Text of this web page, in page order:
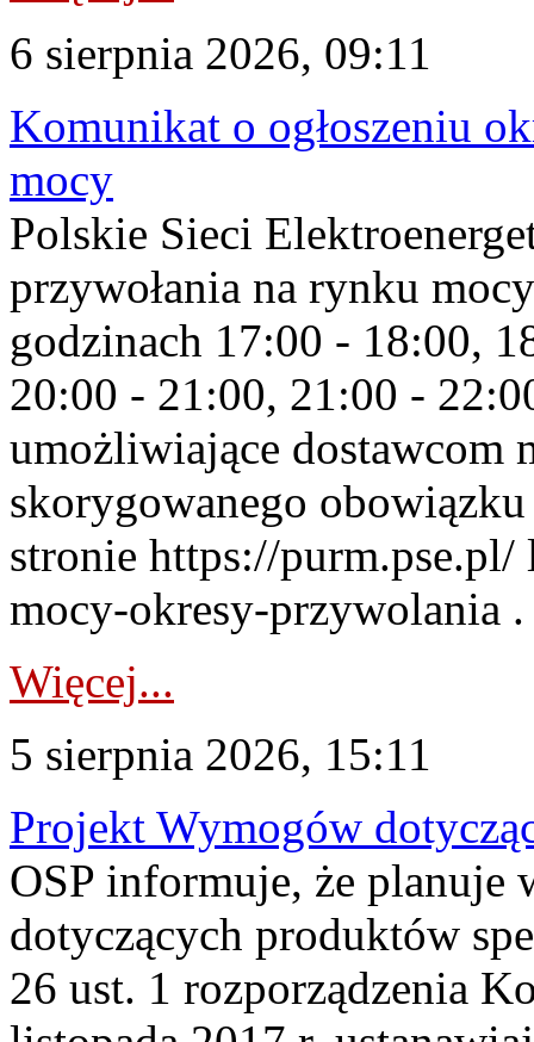
6 sierpnia 2026, 09:11
Komunikat o ogłoszeniu
mocy
Polskie Sieci
przywołania na rynku
godzinach 17:00 - 18:00,
20:00 - 21:00, 21:00 -
umożliwiające dostawcom
skorygowanego
stronie https://
mocy-okresy-przywolania
Więcej...
5 sierpnia 2026, 15:11
Projekt Wymogów
OSP informuje, że planuje
dotyczących produktów
26 ust. 1 rozporządzenia